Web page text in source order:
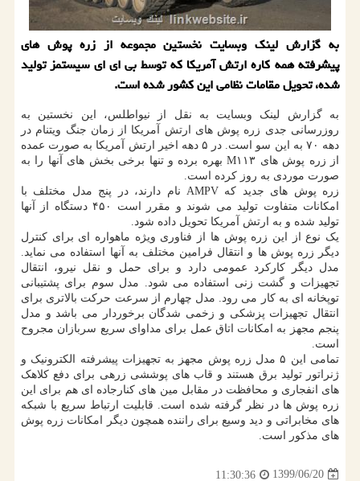
به گزارش لینك وبسایت نخستین مجموعه از زره پوش های
پیشرفته همه كاره ارتش آمریكا كه توسط بی ای ای سیستمز تولید
شده، تحویل مقامات نظامی این كشور شده است.
به گزارش لینک وبسایت به نقل از نیواطلس، این نخستین به
روزرسانی جدی زره پوش های ارتش آمریکا از زمان جنگ ویتنام در
دهه ۷۰ به این سو است. در ۵ دهه اخیر ارتش آمریکا به صورت عمده
از زره پوش های M۱۱۳ بهره برده و تنها برخی بخش های آنها را به
صورت موردی به روز کرده است.
زره پوش های جدید که AMPV نام دارند، در پنج مدل مختلف با
امکانات متفاوت تولید می شوند و مقرر است ۴۵۰ دستگاه از آنها
تولید شده و به ارتش آمریکا تحویل داده شود.
یک نوع از این زره پوش ها از فناوری ویژه ماهواره ای برای کنترل
دیگر زره پوش ها و انتقال فرامین مختلف به آنها استفاده می نماید.
مدل دیگر کارکرد عمومی دارد و برای حمل و نقل نیرو، انتقال
تجهیزات و گشت زنی استفاده می شود. مدل سوم برای پشتیبانی
توپخانه ای به کار می رود. مدل چهارم از سرعت حرکت بالاتری برای
انتقال تجهیزات پزشکی و زخمی شدگان برخوردار می باشد و مدل
پنجم مجهز به امکانات اتاق عمل برای مداوای سریع سربازان مجروح
است.
تمامی این ۵ مدل زره پوش مجهز به تجهیزات پیشرفته الکترونیک و
ژنراتور تولید برق هستند و قاب های پوششی زرهی برای دفع کلاهک
های انفجاری و محافظت در مقابل مین های کنارجاده ای هم برای این
زره پوش ها در نظر گرفته شده است. قابلیت ارتباط سریع با شبکه
های مخابراتی و دید وسیع برای راننده همچون دیگر امکانات زره پوش
های مذکور است.
1399/06/20
11:30:36